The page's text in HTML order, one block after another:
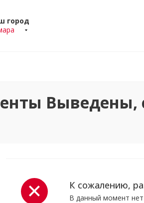
город
Выведены,
К сожалению,
В данный момент